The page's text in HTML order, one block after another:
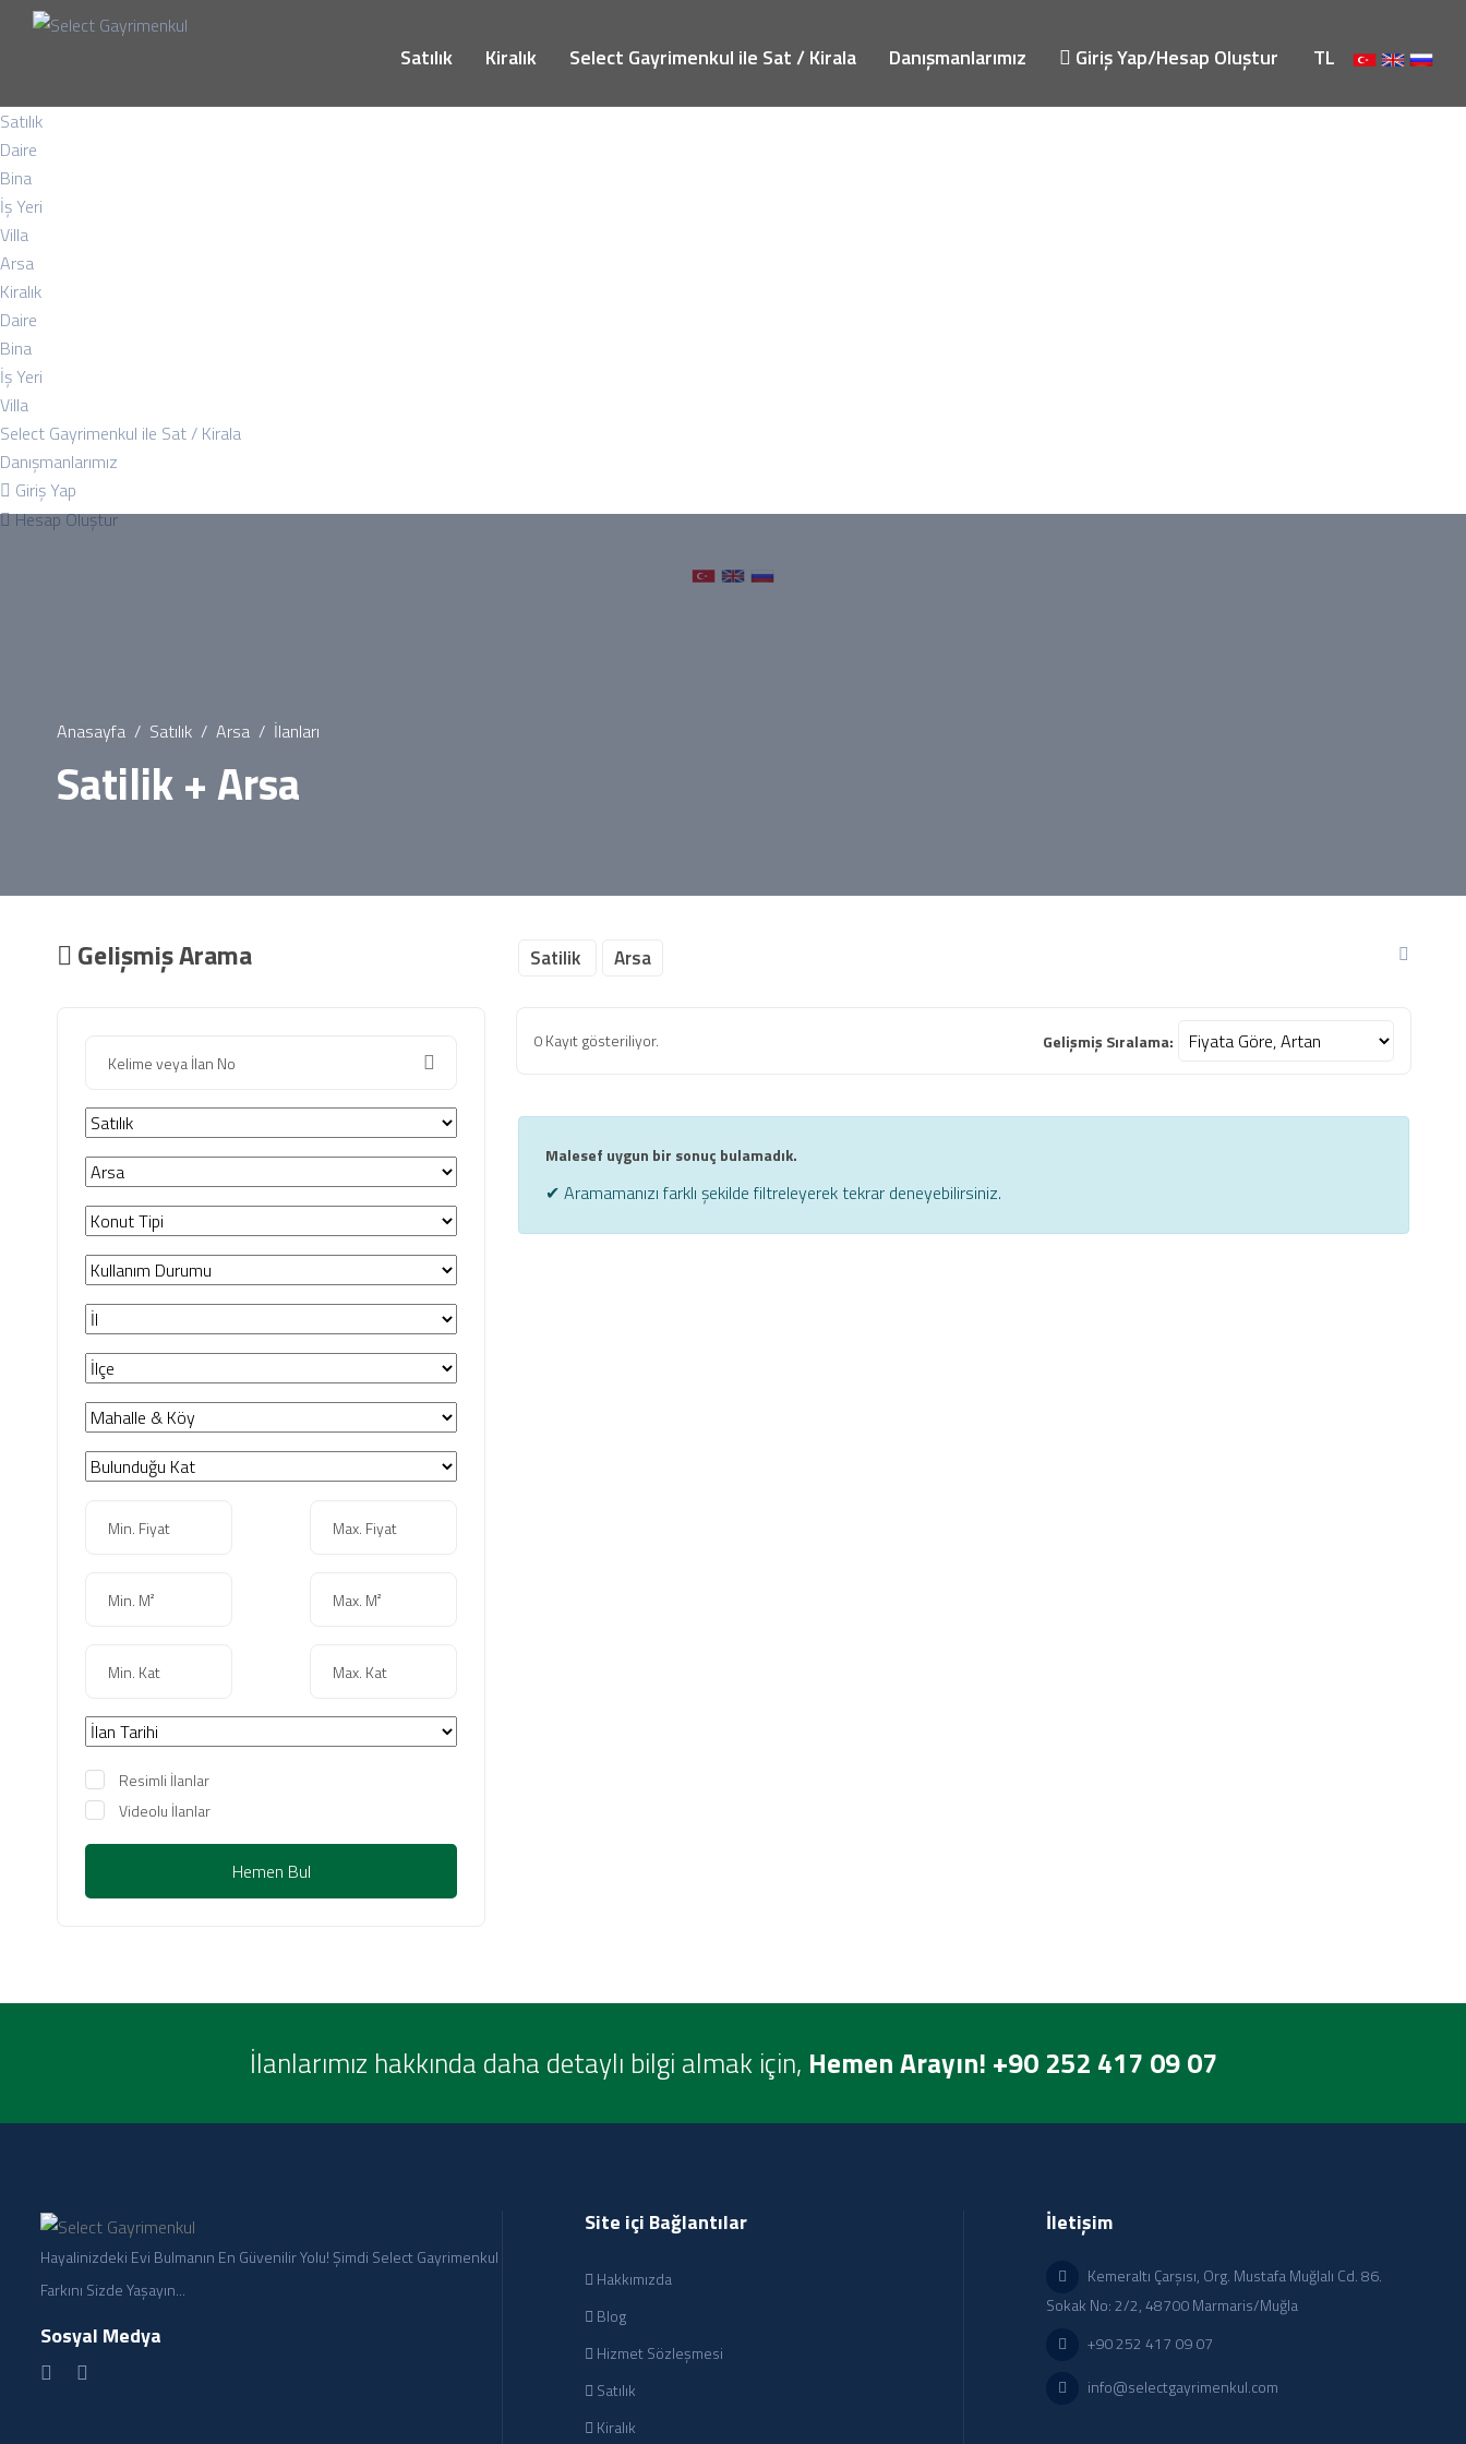
Satılık Kiralık Select Gayrimenkul ile Sat / Kirala Danışmanlarımız Giriş Yap/Hesap Oluştur TL
Satılık
Daire
Bina
İş Yeri
Villa
Arsa
Kiralık
Daire
Bina
İş Yeri
Villa
Select Gayrimenkul ile Sat / Kirala
Danışmanlarımız
Giriş Yap
Hesap Oluştur
Anasayfa Satılık Arsa İlanları
Satilik + Arsa
Gelişmiş Arama
Resimli İlanlar
Videolu İlanlar
Hemen Bul
Satilik Arsa
0 Kayıt gösteriliyor. Gelişmiş Sıralama:
Malesef uygun bir sonuç bulamadık.
✔ Aramamanızı farklı şekilde filtreleyerek tekrar deneyebilirsiniz.
İlanlarımız hakkında daha detaylı bilgi almak için, Hemen Arayın! +90 252 417 09 07
Hayalinizdeki Evi Bulmanın En Güvenilir Yolu! Şimdi Select Gayrimenkul
Farkını Sizde Yaşayın...
Sosyal Medya
Site içi Bağlantılar
Hakkımızda
Blog
Hizmet Sözleşmesi
Satılık
Kiralık
İletişim
Kemeraltı Çarşısı, Org. Mustafa Muğlalı Cd. 86.
Sokak No: 2/2, 48700 Marmaris/Muğla
+90 252 417 09 07
info@selectgayrimenkul.com